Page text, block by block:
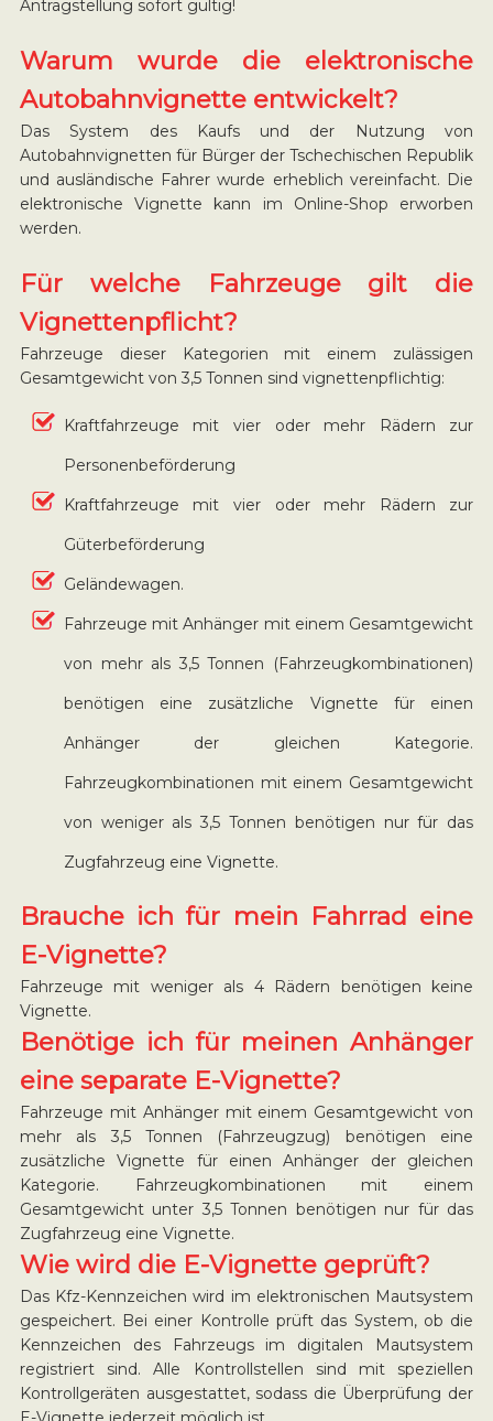
Antragstellung sofort gültig!
Warum wurde die elektronische
Autobahnvignette entwickelt?
Das System des Kaufs und der Nutzung von
Autobahnvignetten für Bürger der Tschechischen Republik
und ausländische Fahrer wurde erheblich vereinfacht. Die
elektronische Vignette kann im Online-Shop erworben
werden.
Für welche Fahrzeuge gilt die
Vignettenpflicht?
Fahrzeuge dieser Kategorien mit einem zulässigen
Gesamtgewicht von 3,5 Tonnen sind vignettenpflichtig:
Kraftfahrzeuge mit vier oder mehr Rädern zur
Personenbeförderung
Kraftfahrzeuge mit vier oder mehr Rädern zur
Güterbeförderung
Geländewagen.
Fahrzeuge mit Anhänger mit einem Gesamtgewicht
von mehr als 3,5 Tonnen (Fahrzeugkombinationen)
benötigen eine zusätzliche Vignette für einen
Anhänger der gleichen Kategorie.
Fahrzeugkombinationen mit einem Gesamtgewicht
von weniger als 3,5 Tonnen benötigen nur für das
Zugfahrzeug eine Vignette.
Brauche ich für mein Fahrrad eine
E-Vignette?
Fahrzeuge mit weniger als 4 Rädern benötigen keine
Vignette.
Benötige ich für meinen Anhänger
eine separate E-Vignette?
Fahrzeuge mit Anhänger mit einem Gesamtgewicht von
mehr als 3,5 Tonnen (Fahrzeugzug) benötigen eine
zusätzliche Vignette für einen Anhänger der gleichen
Kategorie. Fahrzeugkombinationen mit einem
Gesamtgewicht unter 3,5 Tonnen benötigen nur für das
Zugfahrzeug eine Vignette.
Wie wird die E-Vignette geprüft?
Das Kfz-Kennzeichen wird im elektronischen Mautsystem
gespeichert. Bei einer Kontrolle prüft das System, ob die
Kennzeichen des Fahrzeugs im digitalen Mautsystem
registriert sind. Alle Kontrollstellen sind mit speziellen
Kontrollgeräten ausgestattet, sodass die Überprüfung der